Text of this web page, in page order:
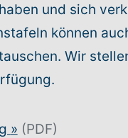
und sich
können
Wir
» (PDF)